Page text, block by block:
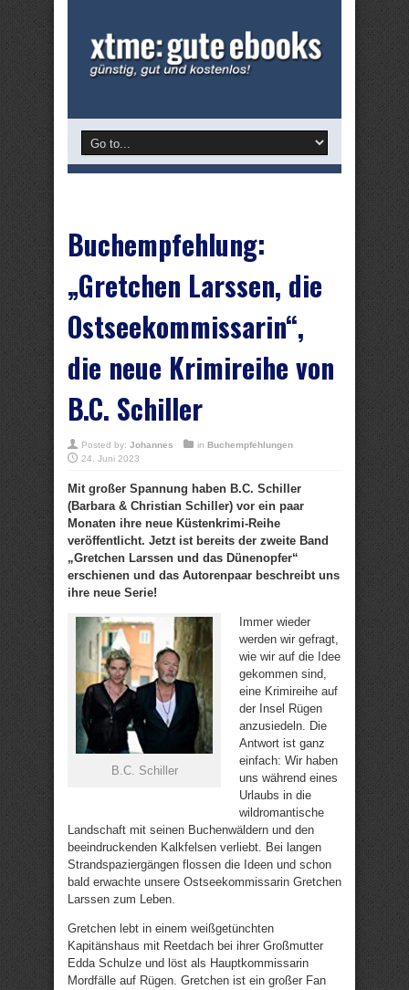
Buchempfehlung:
„Gretchen Larssen, die
Ostseekommissarin“,
die neue Krimireihe von
B.C. Schiller
Posted by: Johannes in Buchempfehlungen
24. Juni 2023
Mit großer Spannung haben B.C. Schiller
(Barbara & Christian Schiller) vor ein paar
Monaten ihre neue Küstenkrimi-Reihe
veröffentlicht. Jetzt ist bereits der zweite Band
„Gretchen Larssen und das Dünenopfer“
erschienen und das Autorenpaar beschreibt uns
ihre neue Serie!
B.C. Schiller
Immer wieder
werden wir gefragt,
wie wir auf die Idee
gekommen sind,
eine Krimireihe auf
der Insel Rügen
anzusiedeln. Die
Antwort ist ganz
einfach: Wir haben
uns während eines
Urlaubs in die
wildromantische
Landschaft mit seinen Buchenwäldern und den
beeindruckenden Kalkfelsen verliebt. Bei langen
Strandspaziergängen flossen die Ideen und schon
bald erwachte unsere Ostseekommissarin Gretchen
Larssen zum Leben.
Gretchen lebt in einem weißgetünchten
Kapitänshaus mit Reetdach bei ihrer Großmutter
Edda Schulze und löst als Hauptkommissarin
Mordfälle auf Rügen. Gretchen ist ein großer Fan